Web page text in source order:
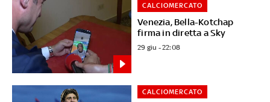
Venezia, Bella-Kotchap
firma in diretta a Sky
CALCIOMERCATO
29 giu - 22:08
CALCIOMERCATO